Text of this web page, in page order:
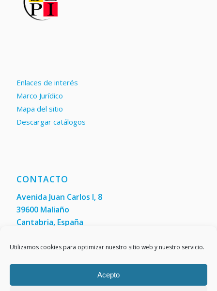
Utilizamos cookies para optimizar nuestro sitio web y nuestro servicio.
Acepto
Enlaces de interés
Marco Jurídico
Mapa del sitio
Descargar catálogos
CONTACTO
Avenida Juan Carlos I, 8
39600 Maliaño
Cantabria, España
Fax:(+34) 942 200 148